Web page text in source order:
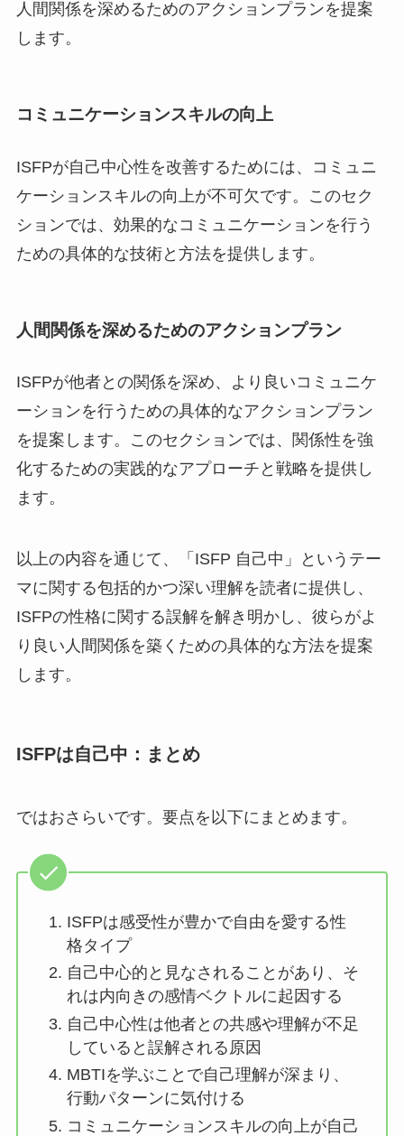
人間関係を深めるためのアクションプランを提案
します。
コミュニケーションスキルの向上
ISFPが自己中心性を改善するためには、コミュニ
ケーションスキルの向上が不可欠です。このセク
ションでは、効果的なコミュニケーションを行う
ための具体的な技術と方法を提供します。
人間関係を深めるためのアクションプラン
ISFPが他者との関係を深め、より良いコミュニケ
ーションを行うための具体的なアクションプラン
を提案します。このセクションでは、関係性を強
化するための実践的なアプローチと戦略を提供し
ます。
以上の内容を通じて、「ISFP 自己中」というテー
マに関する包括的かつ深い理解を読者に提供し、
ISFPの性格に関する誤解を解き明かし、彼らがよ
り良い人間関係を築くための具体的な方法を提案
します。
ISFPは自己中：まとめ
ではおさらいです。要点を以下にまとめます。
ISFPは感受性が豊かで自由を愛する性
格タイプ
自己中心的と見なされることがあり、そ
れは内向きの感情ベクトルに起因する
自己中心性は他者との共感や理解が不足
していると誤解される原因
MBTIを学ぶことで自己理解が深まり、
行動パターンに気付ける
コミュニケーションスキルの向上が自己